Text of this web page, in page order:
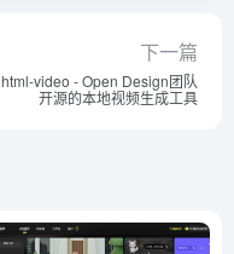
下一篇
html-video - Open Design团队
开源的本地视频生成工具